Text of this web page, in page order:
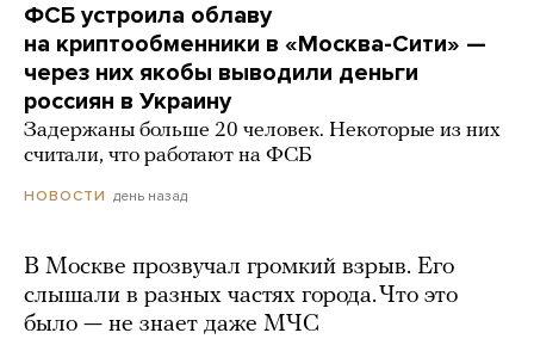
ФСБ устроила облаву
на криптообменники в «Москва-Сити» —
через них якобы выводили деньги
россиян в Украину
Задержаны больше 20 человек. Некоторые из них
считали, что работают на ФСБ
НОВОСТИ день назад
В Москве прозвучал громкий взрыв. Его
слышали в разных частях города. Что это
было — не знает даже МЧС